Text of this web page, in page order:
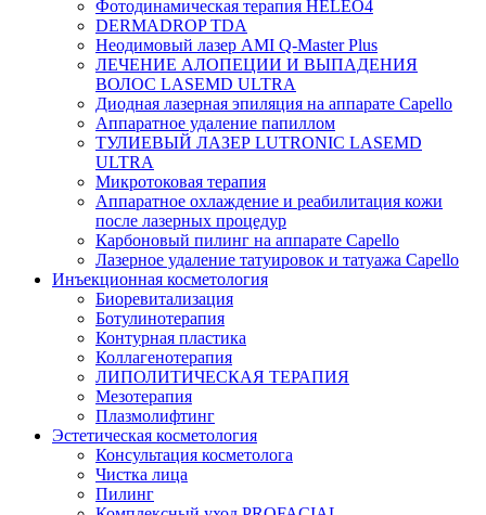
Фотодинамическая терапия HELEO4
DERMADROP TDA
Неодимовый лазер AMI Q-Master Plus
ЛЕЧЕНИЕ АЛОПЕЦИИ И ВЫПАДЕНИЯ
ВОЛОС LASEMD ULTRA
Диодная лазерная эпиляция на аппарате Capello
Аппаратное удаление папиллом
ТУЛИЕВЫЙ ЛАЗЕР LUTRONIC LASEMD
ULTRA
Микротоковая терапия
Аппаратное охлаждение и реабилитация кожи
после лазерных процедур
Карбоновый пилинг на аппарате Capello
Лазерное удаление татуировок и татуажа Capello
Инъекционная косметология
Биоревитализация
Ботулинотерапия
Контурная пластика
Коллагенотерапия
ЛИПОЛИТИЧЕСКАЯ ТЕРАПИЯ
Мезотерапия
Плазмолифтинг
Эстетическая косметология
Консультация косметолога
Чистка лица
Пилинг